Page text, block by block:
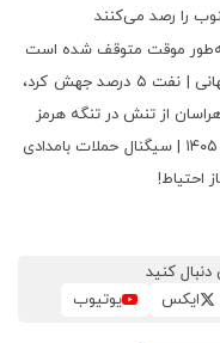
را رصد می‌کنند
به‌طور موقت متوقف شده است
بازگشت ریسک ژئوپلیتیک به بازارهای جهانی | نفت ۵ درصد جهش کرد،
از تنش در تنگه هرمز
پیش‌بینی قیمت طلا، دلار و سکه ۱۷ تیر ۱۴۰۵ | سیگنال حملات بامدادی
احتیاط!
کنید
ایکس یوتیوب